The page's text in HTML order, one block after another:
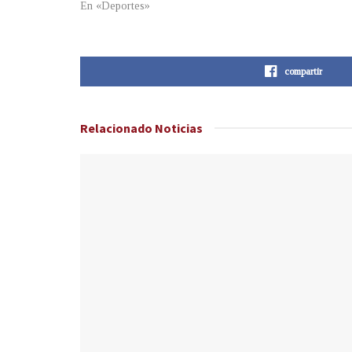
En «Deportes»
compartir
Relacionado Noticias